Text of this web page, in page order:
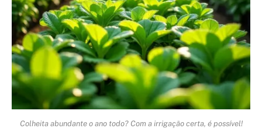
Colheita abundante o ano todo? Com a irrigação certa, é possível!